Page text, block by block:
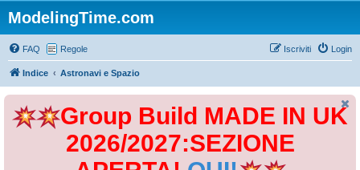
ModelingTime.com
FAQ Regole Login
Iscriviti
Indice Astronavi e Spazio
Group Build MADE IN UK
2026/2027:SEZIONE